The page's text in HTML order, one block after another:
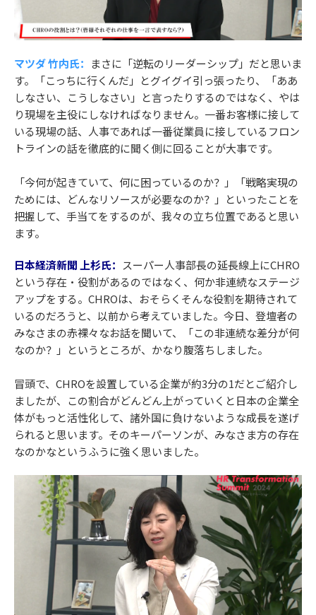
マツダ 竹内氏：
まさに「逆転のリーダーシップ」だと思いま
す。「こっちに行くんだ」とグイグイ引っ張ったり、「ああ
しなさい、こうしなさい」と言ったりするのではなく、やは
り現場を主役にしなければなりません。一番お客様に接して
いる現場の話、人事であれば一番従業員に接しているフロン
トラインの話を徹底的に聞く側に回ることが大事です。
「今何が起きていて、何に困っているのか？」「戦略実現の
ためには、どんなリソースが必要なのか？」といったことを
把握して、手当てをするのが、我々の立ち位置であると思い
ます。
日本経済新聞 上杉氏： スーパー人事部長の延長線上にCHRO
という存在・役割があるのではなく、何か非連続なステージ
アップをする。CHROは、おそらくそんな役割を期待されて
いるのだろうと、以前から考えていました。今日、登壇者の
みなさまの赤裸々なお話を聞いて、「この非連続な差分が何
なのか？」というところが、かなり腹落ちしました。
冒頭で、CHROを設置している企業が約3分の1だとご紹介し
ましたが、この割合がどんどん上がっていくと日本の企業全
体がもっと活性化して、諸外国に負けないような成長を遂げ
られると思います。そのキーパーソンが、みなさま方の存在
なのかなというふうに強く思いました。